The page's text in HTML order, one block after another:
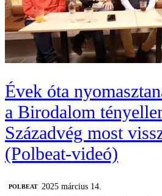
Évek óta
a Birodalom
Századvég most
(Polbeat-videó)
‎POLBEAT
2025 március 14.